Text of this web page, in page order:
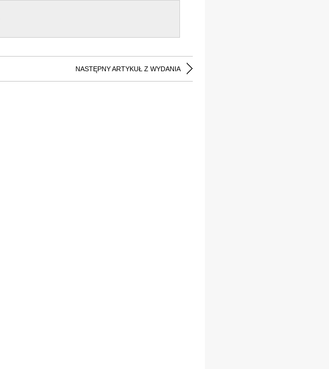
NASTĘPNY ARTYKUŁ Z WYDANIA